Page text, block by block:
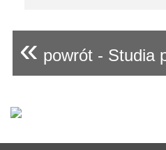
« powrót - Studia